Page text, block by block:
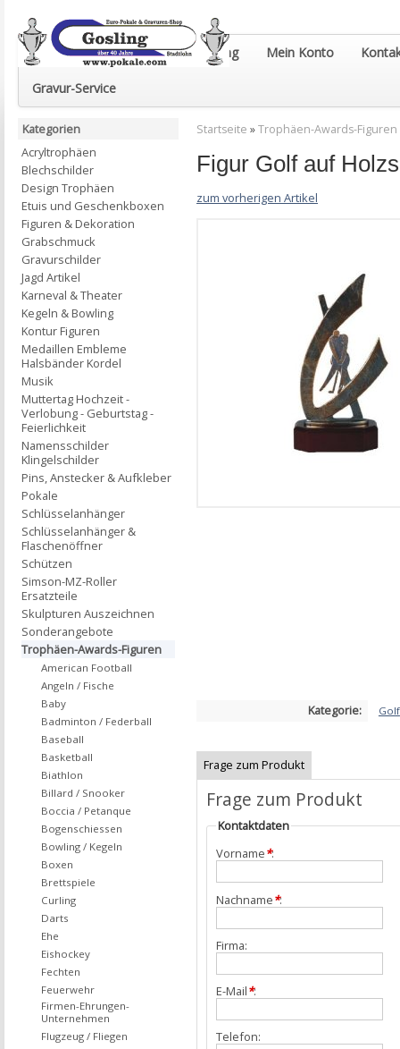
Euro-Pokale & Gravur-Shop Gosling Mein Konto
Gravur-Service
Startseite »Trophäen-Awards-Figuren
Figur Golf auf
zum vorherigen Artikel
Kategorie: Golf
Frage zum Produkt
Frage zum Produkt
Kontaktdaten
Vorname*:
Nachname*:
Firma:
E-Mail*:
Telefon:
Kategorien
Acryltrophäen
Blechschilder
Design Trophäen
Etuis und Geschenkboxen
Figuren & Dekoration
Grabschmuck
Gravurschilder
Jagd Artikel
Karneval & Theater
Kegeln & Bowling
Kontur Figuren
Medaillen Embleme
Halsbänder Kordel
Musik
Muttertag Hochzeit -
Verlobung - Geburtstag -
Feierlichkeit
Namensschilder
Klingelschilder
Pins, Anstecker & Aufkleber
Pokale
Schlüsselanhänger
Schlüsselanhänger &
Flaschenöffner
Schützen
Simson-MZ-Roller
Ersatzteile
Skulpturen Auszeichnen
Sonderangebote
Trophäen-Awards-Figuren
American Football
Angeln / Fische
Baby
Badminton / Federball
Baseball
Basketball
Biathlon
Billard / Snooker
Boccia / Petanque
Bogenschiessen
Bowling / Kegeln
Boxen
Brettspiele
Curling
Darts
Ehe
Eishockey
Fechten
Feuerwehr
Firmen-Ehrungen-
Unternehmen
Flugzeug / Fliegen